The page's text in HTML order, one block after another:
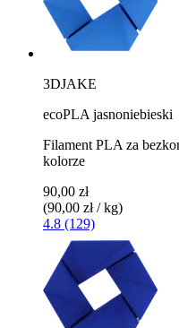
3DJAKE
ecoPLA jasnoniebieski
Filament PLA za
kolorze
90,00 zł
(90,00 zł / kg)
4.8 (129)